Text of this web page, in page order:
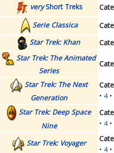
veryShort Treks
Serie Classica
Star Trek: Khan
Star Trek: The Animated
Series
Star Trek: The Next
Generation
4
Star Trek: Deep Space
Nine
4
Star Trek: Voyager
4